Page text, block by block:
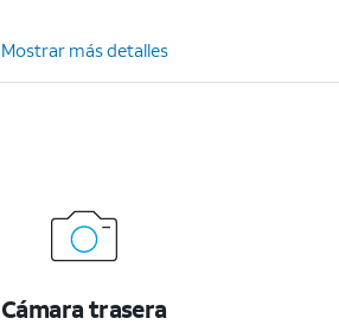
Mostrar más detalles
Cámara trasera